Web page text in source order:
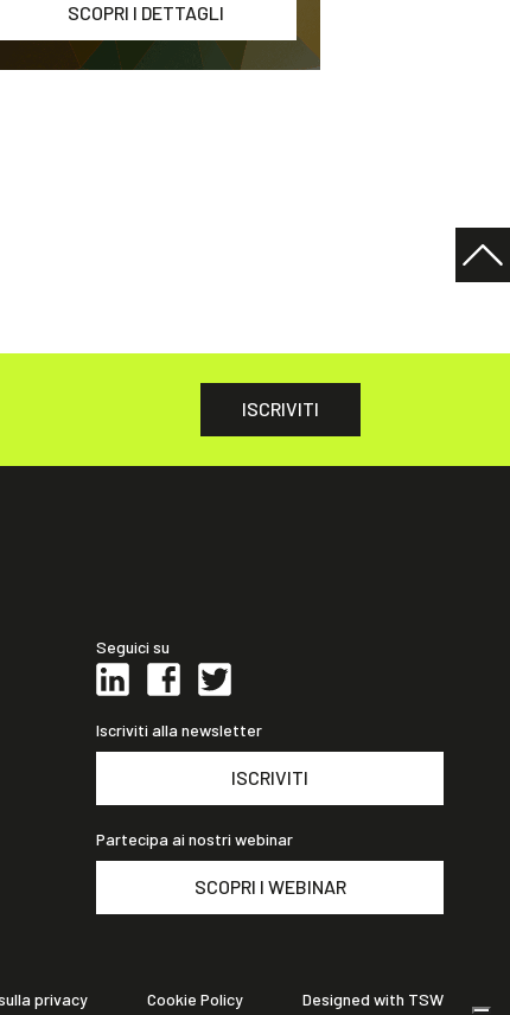
SCOPRI I DETTAGLI
ISCRIVITI
Seguici su
Iscriviti alla newsletter
ISCRIVITI
Partecipa ai nostri webinar
SCOPRI I WEBINAR
privacy Cookie Policy Designed with TSW